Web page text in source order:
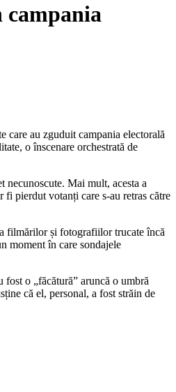
campania
au zguduit campania electorală
o înscenare orchestrată de
Mai mult, acesta a
pierdut votanți care s-au retras către
filmărilor și fotografiilor trucate încă
moment în care sondajele
o „făcătură” aruncă o umbră
că el, personal, a fost străin de